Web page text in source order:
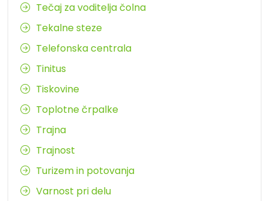
Tečaj za voditelja čolna
Tekalne steze
Telefonska centrala
Tinitus
Tiskovine
Toplotne črpalke
Trajna
Trajnost
Turizem in potovanja
Varnost pri delu